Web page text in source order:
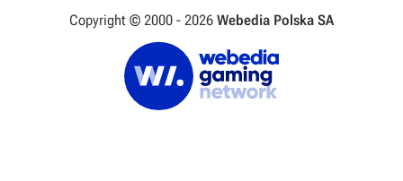
Copyright © 2000 - 2026 Webedia Polska SA